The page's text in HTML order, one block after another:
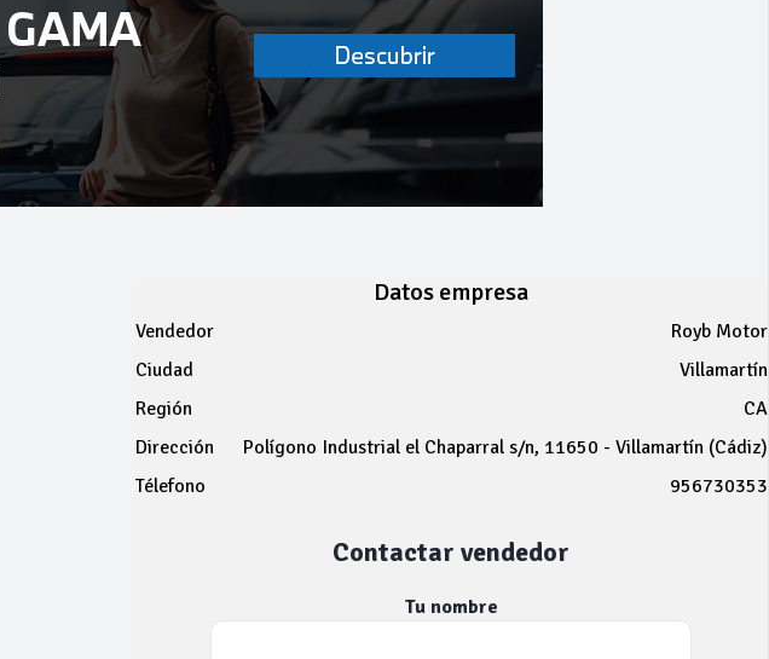
Datos empresa
Vendedor
Royb Motor
Ciudad
Villamartín
Región
CA
Dirección
Polígono Industrial el Chaparral s/n, 11650 - Villamartín (Cádiz)
Télefono
956730353
Contactar vendedor
Tu nombre